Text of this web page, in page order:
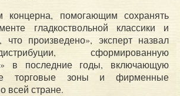
помогающим сохранять
гладкоствольной классики и
что произведено», эксперт назвал
сформированную
в последние годы, включающую
торговые зоны и фирменные
всей стране.